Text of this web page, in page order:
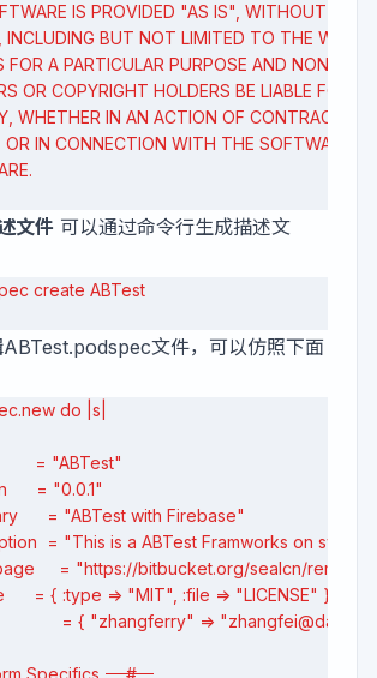
IS PROVIDED "AS IS", WITHOUT
INCLUDING BUT NOT LIMITED TO THE
FOR A PARTICULAR PURPOSE AND
OR COPYRIGHT HOLDERS BE LIABLE FOR
WHETHER IN AN ACTION OF CONTRACT,
IN CONNECTION WITH THE SOFTWARE
文件 可以通过命令行生成描述文
create ABTest
文件，可以仿照下面
do |s|
= "ABTest"
= "0.0.1"
= "ABTest with Firebase"
= "This is a ABTest Framworks on swift"
= "https://bitbucket.org/sealcn/
= { :type => "MIT", :file => "LICENSE" }
= { "zhangferry" =>